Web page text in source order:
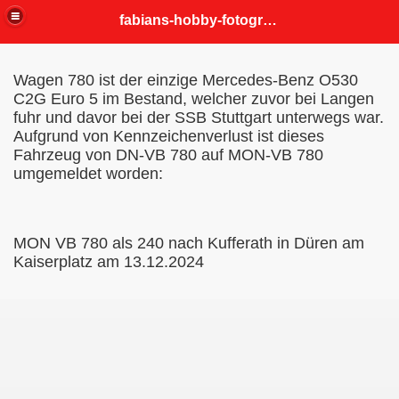
fabians-hobby-fotografien
Wagen 780 ist der einzige Mercedes-Benz O530
C2G Euro 5 im Bestand, welcher zuvor bei Langen
fuhr und davor bei der SSB Stuttgart unterwegs war.
Aufgrund von Kennzeichenverlust ist dieses
Fahrzeug von DN-VB 780 auf MON-VB 780
umgemeldet worden:
MON VB 780 als 240 nach Kufferath in Düren am
Kaiserplatz am 13.12.2024